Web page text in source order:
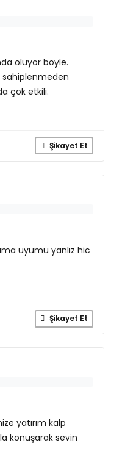
oluyor böyle.
sahiplenmeden
çok etkili.
Şikayet Et
uyumu yanlız hic
Şikayet Et
yatırım kalp
konuşarak sevin